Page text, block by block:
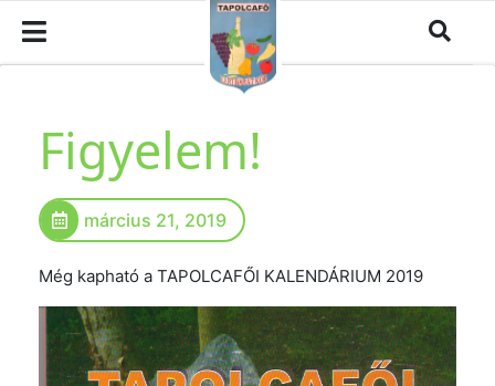
Figyelem!
március 21, 2019
Még kapható a TAPOLCAFŐI KALENDÁRIUM 2019